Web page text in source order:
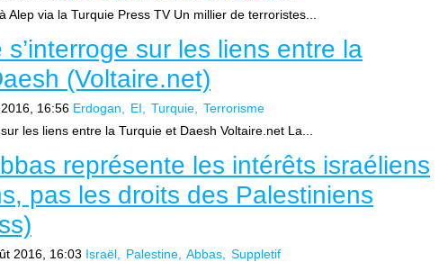
Alep via la Turquie Press TV Un millier de terroristes...
s’interroge sur les liens entre la
(Voltaire.net)
16:56 Erdogan EI Turquie
Terrorisme
les liens entre la Turquie et Daesh Voltaire.net La...
représente les intérêts israéliens
pas les droits des Palestiniens
2016, 16:03 Israël Palestine Abbas
Suppletif